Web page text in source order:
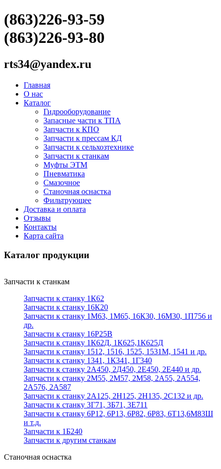
(863)226-93-59
(863)226-93-80
rts34@yandex.ru
Главная
О нас
Каталог
Гидрооборудование
Запасные части к ТПА
Запчасти к КПО
Запчасти к прессам КД
Запчасти к сельхозтехнике
Запчасти к станкам
Муфты ЭТМ
Пневматика
Смазочное
Станочная оснастка
Фильтрующее
Доставка и оплата
Отзывы
Контакты
Карта сайта
Каталог продукции
Запчасти к станкам
Запчасти к станку 1К62
Запчасти к станку 16К20
Запчасти к станку 1М63, 1М65, 16К30, 16М30, 1П756 и
др.
Запчасти к станку 16Р25В
Запчасти к станку 1К62Д, 1К625,1К625Д
Запчасти к станку 1512, 1516, 1525, 1531М, 1541 и др.
Запчасти к станку 1341, 1К341, 1Г340
Запчасти к станку 2А450, 2Д450, 2Е450, 2Е440 и др.
Запчасти к станку 2М55, 2М57, 2М58, 2А55, 2А554,
2А576, 2А587
Запчасти к станку 2А125, 2Н125, 2Н135, 2С132 и др.
Запчасти к станку 3Г71, 3Б71, 3Е711
Запчасти к станку 6Р12, 6Р13, 6Р82, 6Р83, 6Т13,6М83Ш
и т.д.
Запчасти к 1Б240
Запчасти к другим станкам
Станочная оснастка